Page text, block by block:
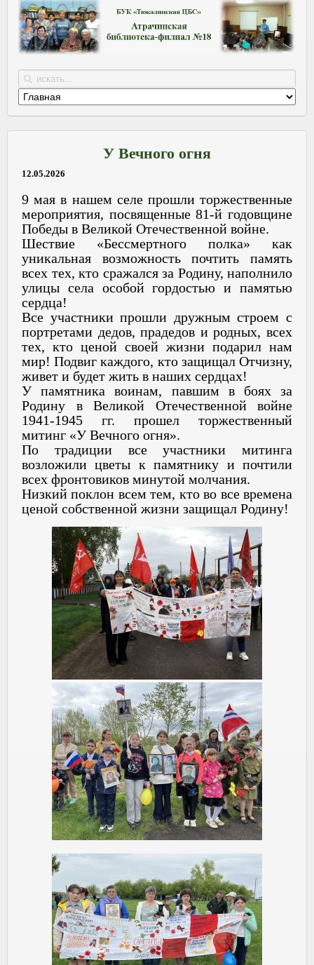
У Вечного огня
12.05.2026
9 мая в нашем селе прошли торжественные
мероприятия, посвященные 81-й годовщине
Победы в Великой Отечественной войне.
Шествие «Бессмертного полка» как
уникальная возможность почтить память
всех тех, кто сражался за Родину, наполнило
улицы села особой гордостью и памятью
сердца!
Все участники прошли дружным строем с
портретами дедов, прадедов и родных, всех
тех, кто ценой своей жизни подарил нам
мир! Подвиг каждого, кто защищал Отчизну,
живет и будет жить в наших сердцах!
У памятника воинам, павшим в боях за
Родину в Великой Отечественной войне
1941-1945 гг. прошел торжественный
митинг «У Вечного огня».
По традиции все участники митинга
возложили цветы к памятнику и почтили
всех фронтовиков минутой молчания.
Низкий поклон всем тем, кто во все времена
ценой собственной жизни защищал Родину!